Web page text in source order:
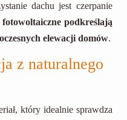
dachu jest czerpanie
fotowoltaiczne podkreślają
elewacji domów.
z naturalnego
który idealnie sprawdza